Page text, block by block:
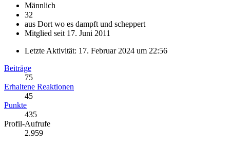
Männlich
32
aus Dort wo es dampft und scheppert
Mitglied seit 17. Juni 2011
Letzte Aktivität: 17. Februar 2024 um 22:56
Beiträge
75
Erhaltene Reaktionen
45
Punkte
435
Profil-Aufrufe
2.959